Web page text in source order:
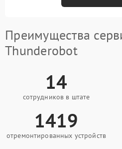
Преимущества
Thunderobot
14
сотрудников в штате
1419
отремонтированных устройств